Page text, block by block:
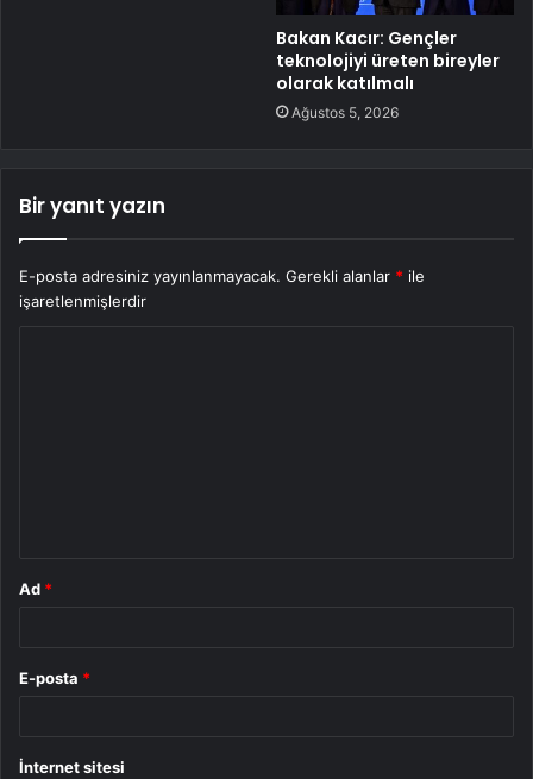
Bakan Kacır: Gençler
teknolojiyi üreten bireyler
olarak katılmalı
Ağustos 5, 2026
Bir yanıt yazın
E-posta adresiniz yayınlanmayacak. Gerekli alanlar * ile
işaretlenmişlerdir
Ad *
E-posta *
İnternet sitesi